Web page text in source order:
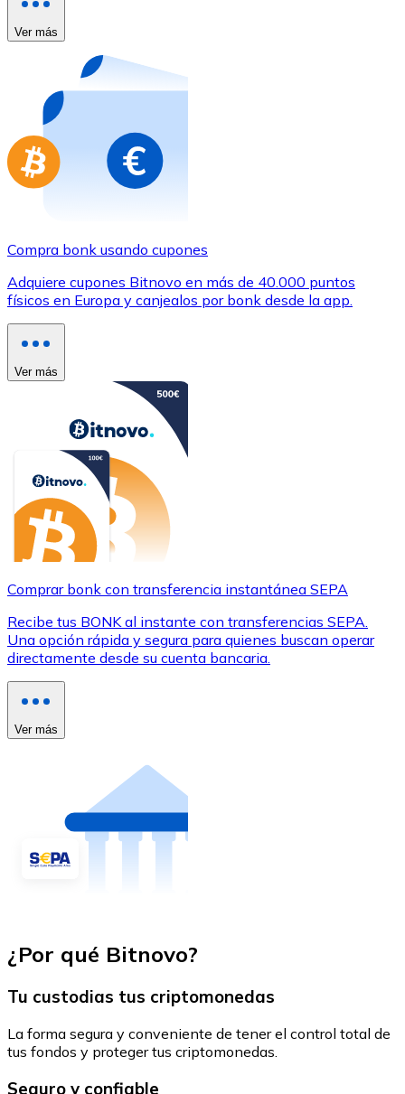
Compra tarjetas regalo de tus marcas favoritas con
Ir a la tienda de tarjetas regalo
Ver más
Compra bonk usando cupones
Adquiere cupones Bitnovo en más de 40.000 puntos
físicos en Europa y canjealos por bonk desde la app.
Ver más
Comprar bonk con transferencia instantánea SEPA
Recibe tus BONK al instante con transferencias SEPA.
Una opción rápida y segura para quienes buscan operar
directamente desde su cuenta bancaria.
Ver más
¿Por qué Bitnovo?
Tu custodias tus criptomonedas
La forma segura y conveniente de tener el control total de
tus fondos y proteger tus criptomonedas.
Seguro y confiable